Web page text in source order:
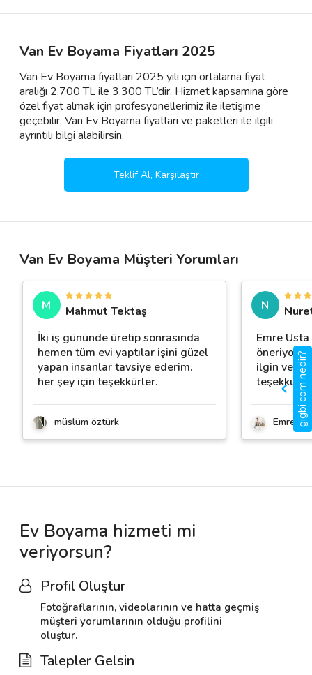
Van Ev Boyama Fiyatları 2025
Van Ev Boyama fiyatları 2025 yılı için ortalama fiyat
aralığı 2.700 TL ile 3.300 TL’dir. Hizmet kapsamına göre
özel fiyat almak için profesyonellerimiz ile iletişime
geçebilir, Van Ev Boyama fiyatları ve paketleri ile ilgili
ayrıntılı bilgi alabilirsin.
Teklif Al, Karşılaştır
Van Ev Boyama Müşteri Yorumları
M
Mahmut Tektaş
İki iş gününde üretip sonrasında
hemen tüm evi yaptılar işini güzel
yapan insanlar tavsiye ederim.
her şey için teşekkürler.
müslüm öztürk
N
Emre
ilgin ve
Emre
Ev Boyama hizmeti mi
veriyorsun?
Profil Oluştur
Fotoğraflarının, videolarının ve hatta geçmiş
müşteri yorumlarının olduğu profilini
oluştur.
Talepler Gelsin
gigbi.com nedir?